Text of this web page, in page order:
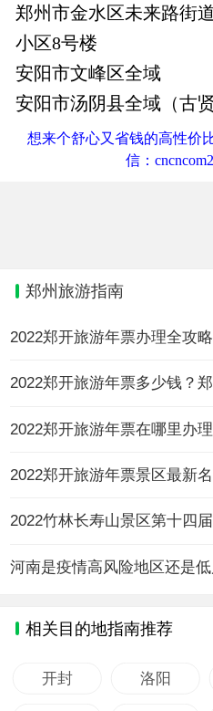
郑州市金水区未来路街
小区8号楼
安阳市文峰区全域
安阳市汤阴县全域（古
想来个舒心又省钱的高性价
信：
郑州旅游指南
2022郑开旅游年票办理全攻略
2022郑开旅游年票多少钱？
2022郑开旅游年票在哪里办理
2022郑开旅游年票景区最新
2022竹林长寿山景区第十四
相关目的地指南推荐
开封 洛阳